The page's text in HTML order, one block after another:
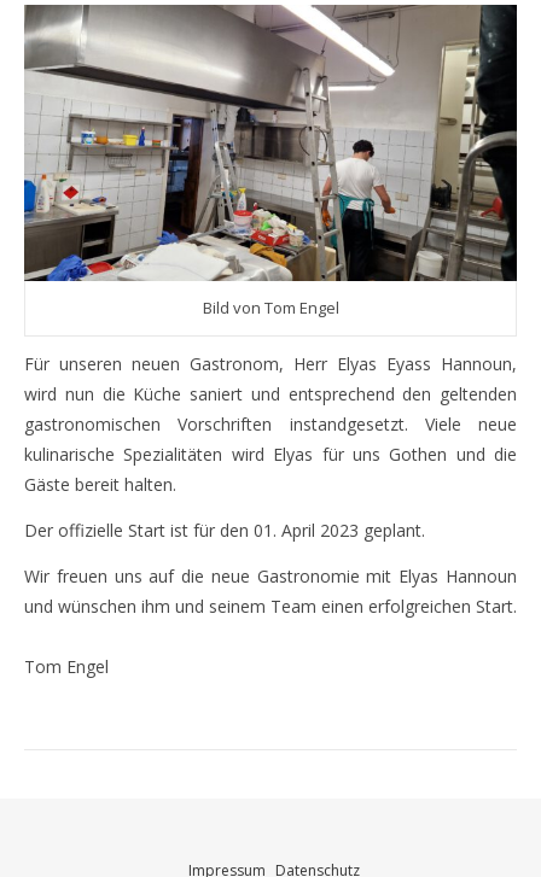
Bild von Tom Engel
Für unseren neuen Gastronom, Herr Elyas Eyass Hannoun,
wird nun die Küche saniert und entsprechend den geltenden
gastronomischen Vorschriften instandgesetzt. Viele neue
kulinarische Spezialitäten wird Elyas für uns Gothen und die
Gäste bereit halten.
Der offizielle Start ist für den 01. April 2023 geplant.
Wir freuen uns auf die neue Gastronomie mit Elyas Hannoun
und wünschen ihm und seinem Team einen erfolgreichen Start.
Tom Engel
Impressum Datenschutz